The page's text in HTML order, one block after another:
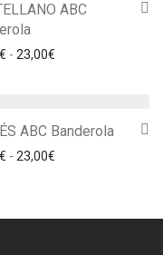
hasta 23,00€
ABC
€ - 23,00€
hasta 23,00€
ABC Banderola
€ - 23,00€